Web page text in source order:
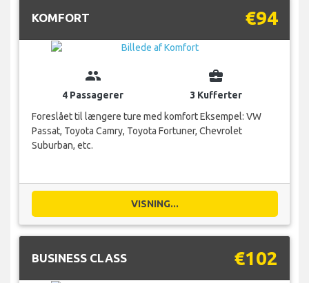
KOMFORT €94
group
4 Passagerer
business_center
3 Kufferter
Foreslået til længere ture med komfort Eksempel: VW
Passat, Toyota Camry, Toyota Fortuner, Chevrolet
Suburban, etc.
VISNING...
BUSINESS CLASS €102